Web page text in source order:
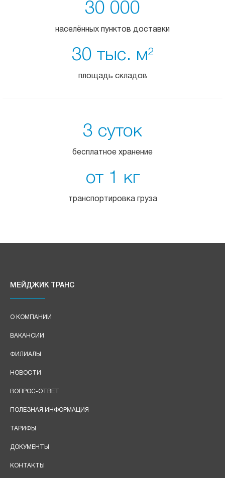
30 000
населённых пунктов доставки
30 тыс. м2
площадь складов
3 суток
бесплатное хранение
от 1 кг
транспортировка груза
МЕЙДЖИК ТРАНС
О КОМПАНИИ
ВАКАНСИИ
ФИЛИАЛЫ
НОВОСТИ
ВОПРОС-ОТВЕТ
ПОЛЕЗНАЯ ИНФОРМАЦИЯ
ТАРИФЫ
ДОКУМЕНТЫ
КОНТАКТЫ